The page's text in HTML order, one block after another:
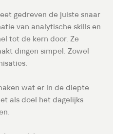
gedreven de juiste snaar
van analytische skills en
tot de kern door. Ze
dingen simpel. Zowel
wat er in de diepte
als doel het dagelijks